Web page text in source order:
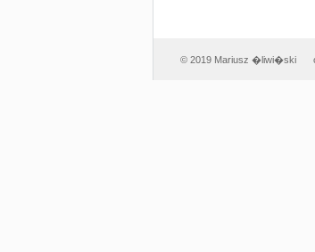
© 2019 Mariusz �liwi�ski